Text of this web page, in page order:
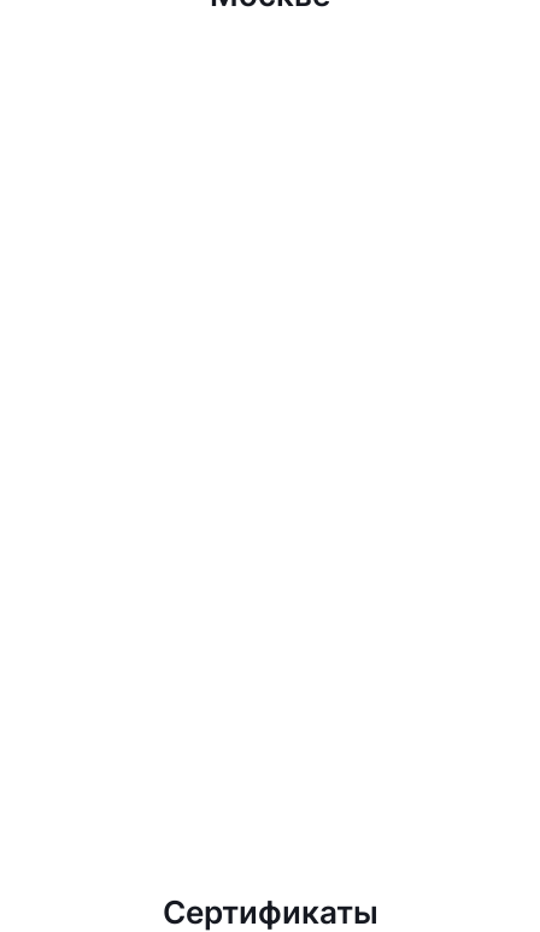
Сертификаты